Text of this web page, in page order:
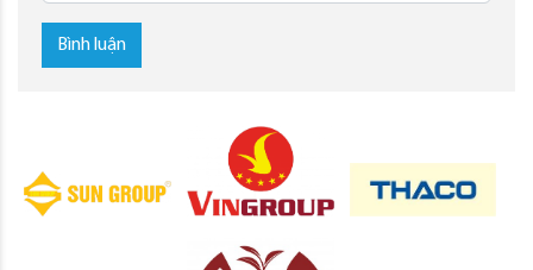
Bình luận